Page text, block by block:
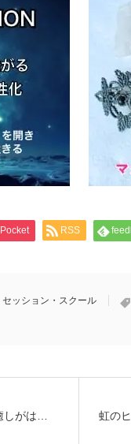
Pocket RSS
セッション・スクール
しがは… 虹の